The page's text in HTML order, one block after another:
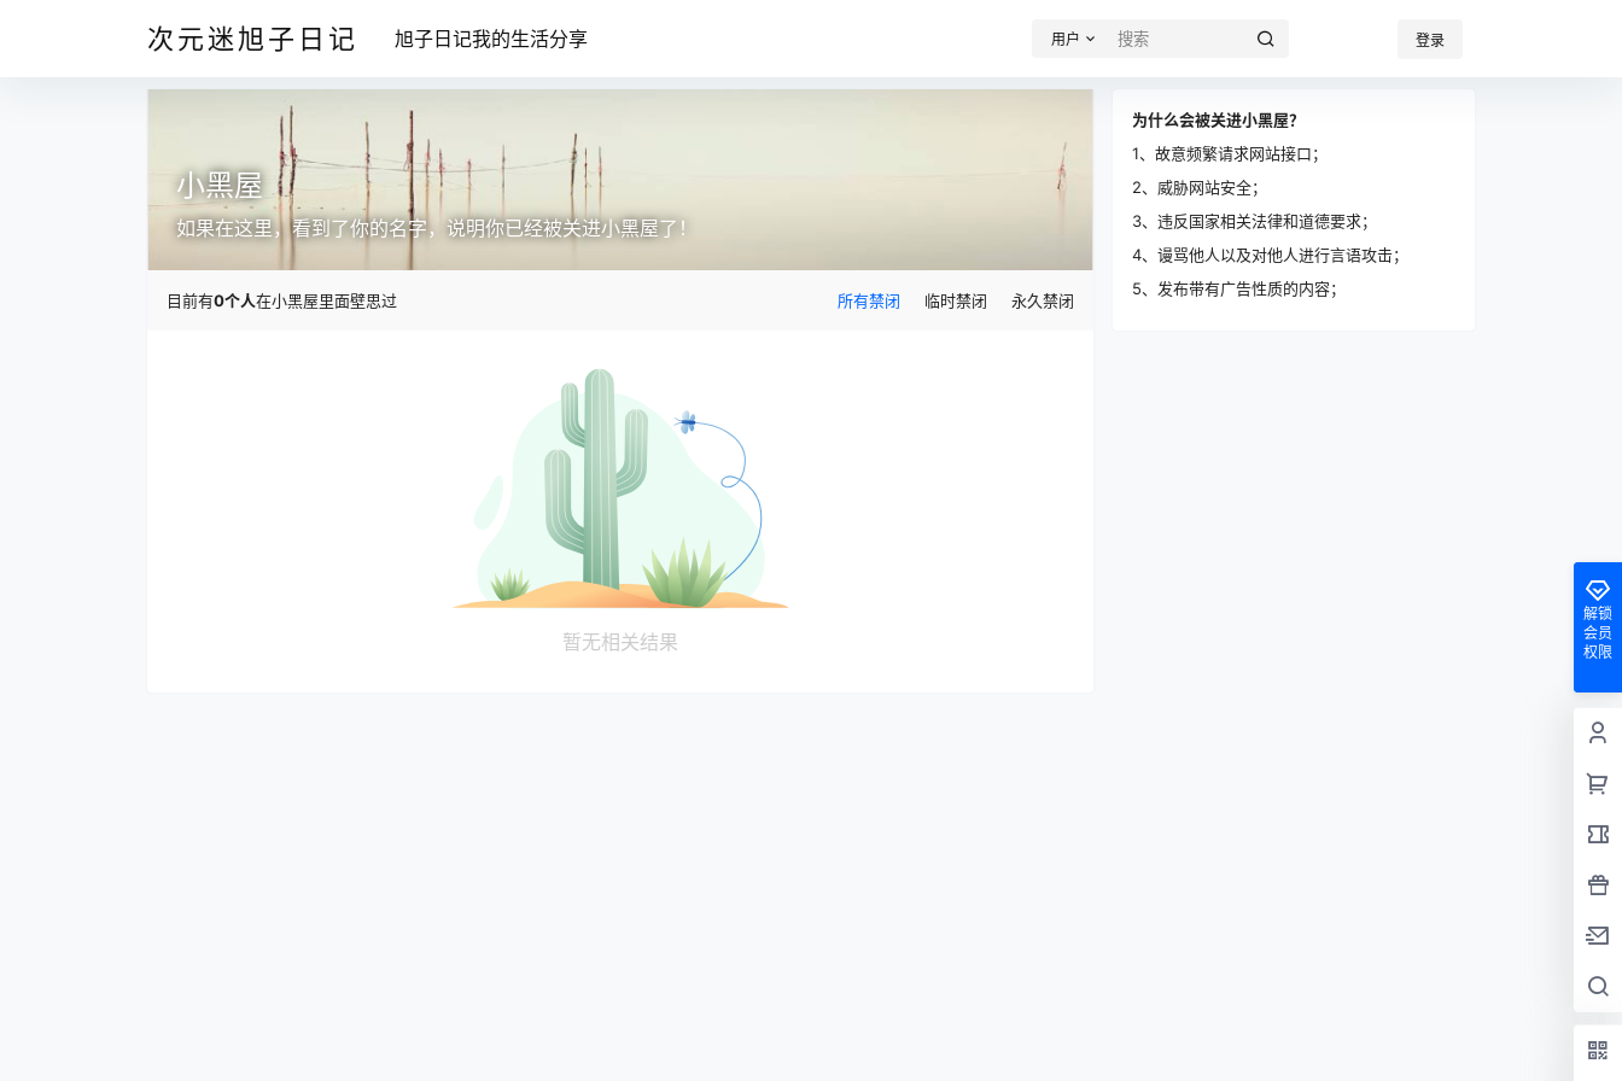
次元迷旭子日记 旭子日记我的生活分享 用户 登录
小黑屋
如果在这里，看到了你的名字，说明你已经被关进小黑屋了！
目前有0个人在小黑屋里面壁思过 所有禁闭 临时禁闭 永久禁闭
暂无相关结果
为什么会被关进小黑屋？
1、故意频繁请求网站接口；
2、威胁网站安全；
3、违反国家相关法律和道德要求；
4、谩骂他人以及对他人进行言语攻击；
5、发布带有广告性质的内容；
解锁
会员
权限